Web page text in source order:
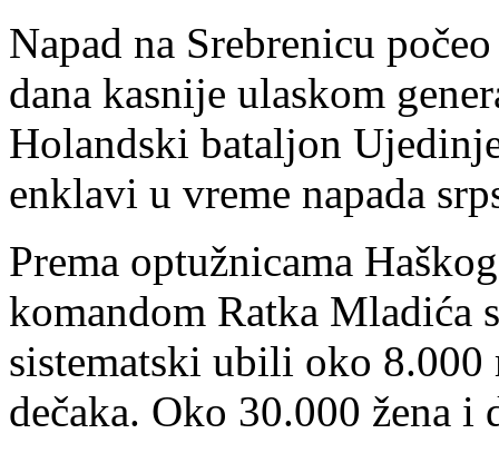
Napad na Srebrenicu
dana kasnije ulaskom
Holandski bataljon
enklavi u vreme napada
Prema optužnicama
komandom Ratka Mladića
sistematski ubili oko 8.000
dečaka. Oko 30.000 žena i